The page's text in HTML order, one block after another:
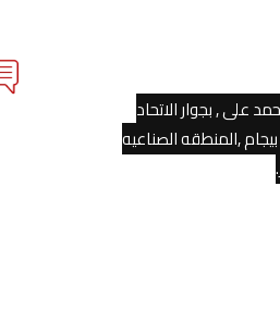
على , بجوار الاتحاد
,المنطقه الصناعيه